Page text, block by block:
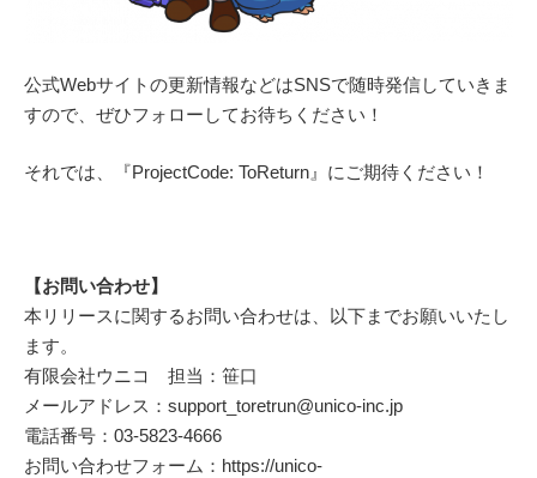
公式Webサイトの更新情報などはSNSで随時発信していきま
すので、ぜひフォローしてお待ちください！
それでは、『ProjectCode: ToReturn』にご期待ください！
【お問い合わせ】
本リリースに関するお問い合わせは、以下までお願いいたし
ます。
有限会社ウニコ 担当：笹口
メールアドレス：support_toretrun@unico-inc.jp
電話番号：03-5823-4666
お問い合わせフォーム：https://unico-